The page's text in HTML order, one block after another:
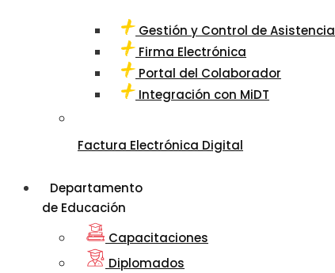
Gestión y Control de Asistencia
Firma Electrónica
Portal del Colaborador
Integración con MiDT
Factura Electrónica Digital
Departamento
de Educación
Capacitaciones
Diplomados